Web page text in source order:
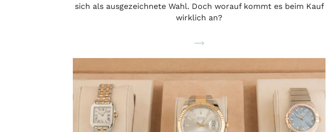
sich als ausgezeichnete Wahl. Doch worauf kommt es beim Kauf
wirklich an?